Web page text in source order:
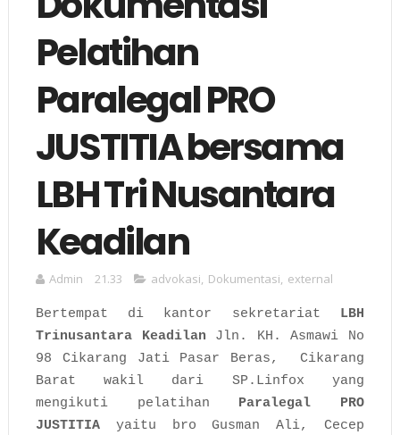
Pelatihan
Paralegal PRO
JUSTITIA bersama
LBH Tri Nusantara
Keadilan
Admin 21.33 advokasi, Dokumentasi, external
Bertempat di kantor sekretariat LBH
Trinusantara Keadilan Jln. KH. Asmawi No
98 Cikarang Jati Pasar Beras, Cikarang
Barat wakil dari SP.Linfox yang
mengikuti pelatihan Paralegal PRO
JUSTITIAyaitu bro Gusman Ali, Cecep